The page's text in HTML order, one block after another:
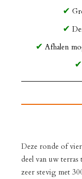
Afhalen
Deze ronde of
deel van uw
zeer stevig met